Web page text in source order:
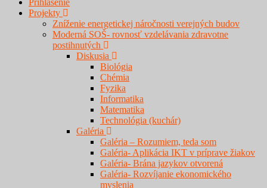
Prihlásenie
Projekty
Zníženie energetickej náročnosti verejných budov
Moderná SOŠ- rovnosť vzdelávania zdravotne
postihnutých
Diskusia
Biológia
Chémia
Fyzika
Informatika
Matematika
Technológia (kuchár)
Galéria
Galéria – Rozumiem, teda som
Galéria- Aplikácia IKT v príprave žiakov
Galéria- Brána jazykov otvorená
Galéria- Rozvíjanie ekonomického
myslenia